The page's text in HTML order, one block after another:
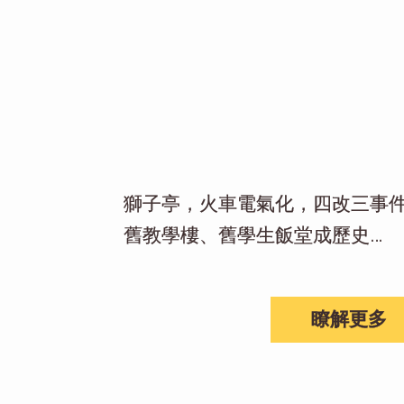
獅子亭，火車電氣化，四改三事
舊教學樓、舊學生飯堂成歷史…
瞭解更多